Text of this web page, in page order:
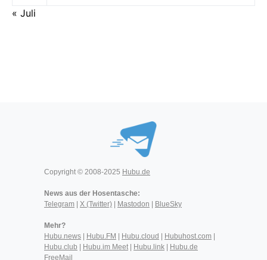
« Juli
Copyright © 2008-2025 Hubu.de
News aus der Hosentasche:
Telegram
X (Twitter) Mastodon BlueSky
Mehr?
Hubu.news
Hubu.FM Hubu.cloud Hubuhost.com
Hubu.club
Hubu.im Meet| Hubu.link
Hubu.de
FreeMail